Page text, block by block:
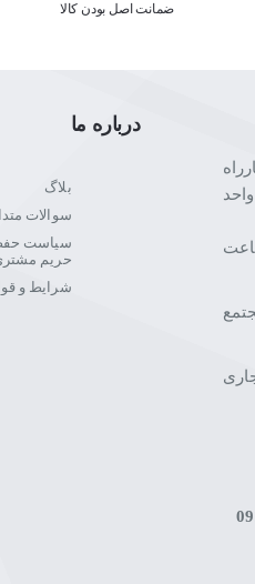
ﺿﻤﺎﻧﺖ اﺻﻞ ﺑﻮدن ﮐﺎﻟﺎ
حتما زمان انتظار تا 2 ساعت
درباره ما
بلاگ
سوالات
سیاست
حریم
شرایط و